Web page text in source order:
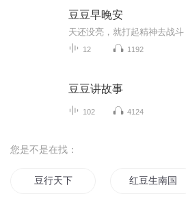
豆豆早晚安
12 1192
豆豆讲故事
102 4124
您是不是在找：
豆行天下 红豆生南国